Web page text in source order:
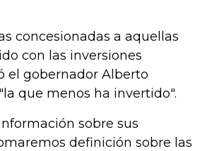
concesionadas a aquellas
con las inversiones
el gobernador Alberto
que menos ha invertido".
sobre sus
definición sobre las